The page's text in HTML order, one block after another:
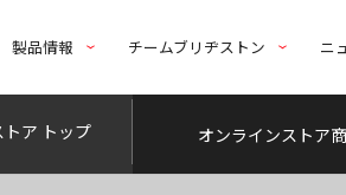
製品情報 チームブリヂストン ニ
トア トップ オンラインストア
今な